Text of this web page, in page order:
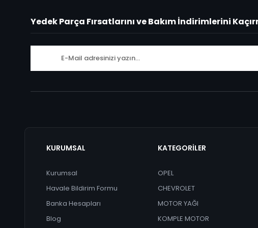
Yedek Parça Fırsatlarını ve Bakım İndirimlerini
KURUMSAL
Kurumsal
Havale Bildirim Formu
Banka Hesapları
Blog
KATEGORİLER
OPEL
CHEVROLET
MOTOR YAĞI
KOMPLE MOTOR